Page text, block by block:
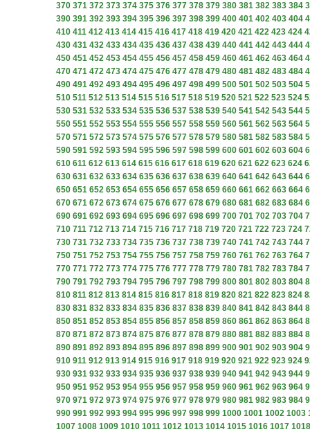
370 371 372 373 374 375 376 377 378 379 380 381 382 383 384
390 391 392 393 394 395 396 397 398 399 400 401 402 403 404
410 411 412 413 414 415 416 417 418 419 420 421 422 423 424
430 431 432 433 434 435 436 437 438 439 440 441 442 443 444
450 451 452 453 454 455 456 457 458 459 460 461 462 463 464
470 471 472 473 474 475 476 477 478 479 480 481 482 483 484
490 491 492 493 494 495 496 497 498 499 500 501 502 503 504
510 511 512 513 514 515 516 517 518 519 520 521 522 523 524
530 531 532 533 534 535 536 537 538 539 540 541 542 543 544
550 551 552 553 554 555 556 557 558 559 560 561 562 563 564
570 571 572 573 574 575 576 577 578 579 580 581 582 583 584
590 591 592 593 594 595 596 597 598 599 600 601 602 603 604
610 611 612 613 614 615 616 617 618 619 620 621 622 623 624
630 631 632 633 634 635 636 637 638 639 640 641 642 643 644
650 651 652 653 654 655 656 657 658 659 660 661 662 663 664
670 671 672 673 674 675 676 677 678 679 680 681 682 683 684
690 691 692 693 694 695 696 697 698 699 700 701 702 703 704
710 711 712 713 714 715 716 717 718 719 720 721 722 723 724
730 731 732 733 734 735 736 737 738 739 740 741 742 743 744
750 751 752 753 754 755 756 757 758 759 760 761 762 763 764
770 771 772 773 774 775 776 777 778 779 780 781 782 783 784
790 791 792 793 794 795 796 797 798 799 800 801 802 803 804
810 811 812 813 814 815 816 817 818 819 820 821 822 823 824
830 831 832 833 834 835 836 837 838 839 840 841 842 843 844
850 851 852 853 854 855 856 857 858 859 860 861 862 863 864
870 871 872 873 874 875 876 877 878 879 880 881 882 883 884
890 891 892 893 894 895 896 897 898 899 900 901 902 903 904
910 911 912 913 914 915 916 917 918 919 920 921 922 923 924
930 931 932 933 934 935 936 937 938 939 940 941 942 943 944
950 951 952 953 954 955 956 957 958 959 960 961 962 963 964
970 971 972 973 974 975 976 977 978 979 980 981 982 983 984
990 991 992 993 994 995 996 997 998 999 1000 1001 1002 1003
1007 1008 1009 1010 1011 1012 1013 1014 1015 1016 1017 1018